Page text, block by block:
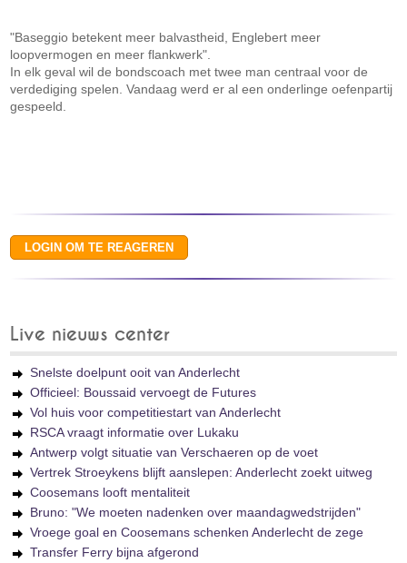
"Baseggio betekent meer balvastheid, Englebert meer
loopvermogen en meer flankwerk".
In elk geval wil de bondscoach met twee man centraal voor de
verdediging spelen. Vandaag werd er al een onderlinge oefenpartij
gespeeld.
Live nieuws center
Snelste doelpunt ooit van Anderlecht
Officieel: Boussaid vervoegt de Futures
Vol huis voor competitiestart van Anderlecht
RSCA vraagt informatie over Lukaku
Antwerp volgt situatie van Verschaeren op de voet
Vertrek Stroeykens blijft aanslepen: Anderlecht zoekt uitweg
Coosemans looft mentaliteit
Bruno: "We moeten nadenken over maandagwedstrijden"
Vroege goal en Coosemans schenken Anderlecht de zege
Transfer Ferry bijna afgerond